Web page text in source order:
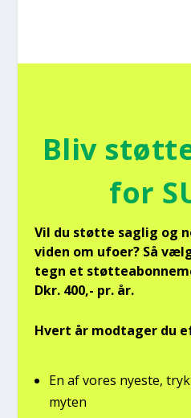
Bliv
for
Vil du støt­te sag­lig og
viden om ufo­er? Så
tegn et
Dkr. 400,- pr. år.
Hvert år mod­ta­ger du
En af vores nye­ste,
myten